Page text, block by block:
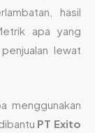
hasil
apa yang
lewat
menggunakan
PT Exito